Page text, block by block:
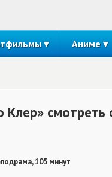
Аниме
смотреть
105 минут